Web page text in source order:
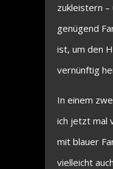
zukleistern
genügend
ist, um den
vernünftig
In einem
ich jetzt mal
mit blauer
vielleicht